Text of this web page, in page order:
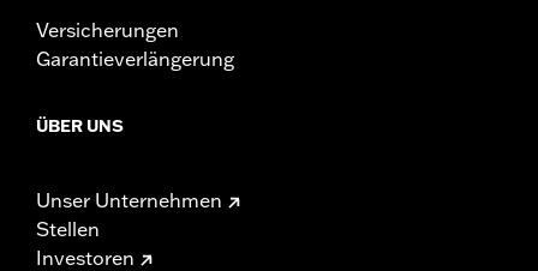
Versicherungen
Garantieverlängerung
ÜBER UNS
Unser Unternehmen
Stellen
Investoren